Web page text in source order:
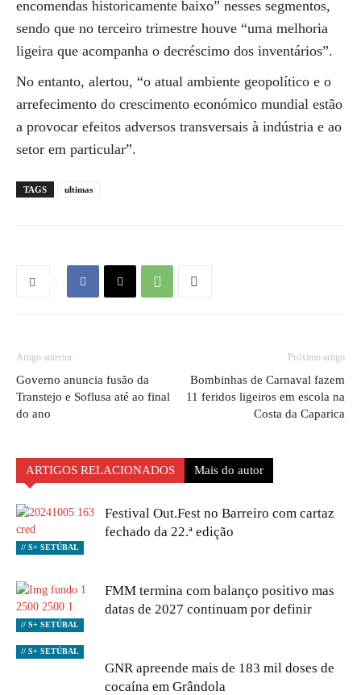
encomendas historicamente baixo” nesses segmentos,
sendo que no terceiro trimestre houve “uma melhoria
ligeira que acompanha o decréscimo dos inventários”.
No entanto, alertou, “o atual ambiente geopolítico e o
arrefecimento do crescimento económico mundial estão
a provocar efeitos adversos transversais à indústria e ao
setor em particular”.
TAGS ultimas
Artigo anterior
Governo anuncia fusão da
Transtejo e Soflusa até ao final
do ano
Próximo artigo
Bombinhas de Carnaval fazem
11 feridos ligeiros em escola na
Costa da Caparica
ARTIGOS RELACIONADOS Mais do autor
// S+ SETÚBAL
Festival Out.Fest no Barreiro com cartaz
fechado da 22.ª edição
// S+ SETÚBAL
FMM termina com balanço positivo mas
datas de 2027 continuam por definir
// S+ SETÚBAL
GNR apreende mais de 183 mil doses de
cocaína em Grândola